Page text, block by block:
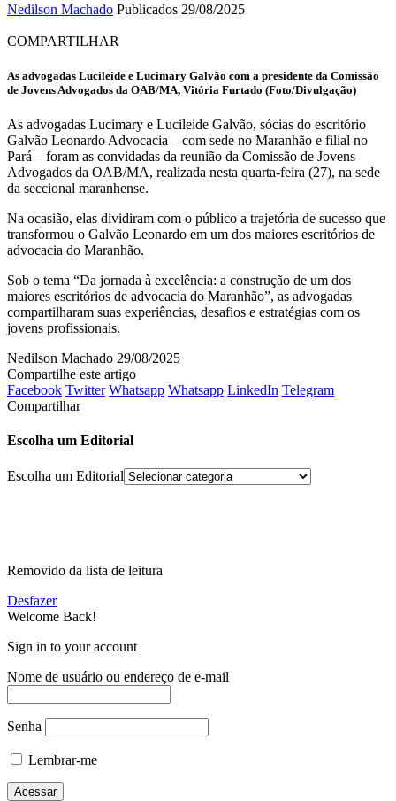
Nedilson Machado Publicados 29/08/2025
COMPARTILHAR
As advogadas Lucileide e Lucimary Galvão com a presidente da Comissão
de Jovens Advogados da OAB/MA, Vitória Furtado (Foto/Divulgação)
As advogadas Lucimary e Lucileide Galvão, sócias do escritório
Galvão Leonardo Advocacia – com sede no Maranhão e filial no
Pará – foram as convidadas da reunião da Comissão de Jovens
Advogados da OAB/MA, realizada nesta quarta-feira (27), na sede
da seccional maranhense.
Na ocasião, elas dividiram com o público a trajetória de sucesso que
transformou o Galvão Leonardo em um dos maiores escritórios de
advocacia do Maranhão.
Sob o tema “Da jornada à excelência: a construção de um dos
maiores escritórios de advocacia do Maranhão”, as advogadas
compartilharam suas experiências, desafios e estratégias com os
jovens profissionais.
Nedilson Machado 29/08/2025
Compartilhe este artigo
Facebook Twitter Whatsapp Whatsapp LinkedIn Telegram
Compartilhar
Escolha um Editorial
Escolha um Editorial
Removido da lista de leitura
Desfazer
Welcome Back!
Sign in to your account
Nome de usuário ou endereço de e-mail
Senha
Lembrar-me